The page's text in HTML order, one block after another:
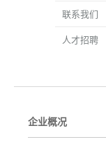
联系我们
人才招聘
企业概况